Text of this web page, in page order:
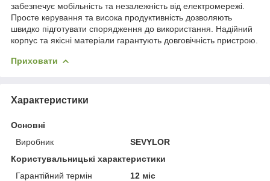
забезпечує мобільність та незалежність від електромережі.
Просте керування та висока продуктивність дозволяють
швидко підготувати спорядження до використання. Надійний
корпус та якісні матеріали гарантують довговічність пристрою.
Приховати
Характеристики
Основні
Виробник
SEVYLOR
Користувальницькі характеристики
Гарантійний термін
12 міс